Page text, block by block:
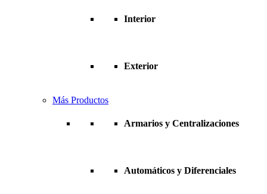
Interior
Exterior
Más Productos
Armarios y Centralizaciones
Automáticos y Diferenciales